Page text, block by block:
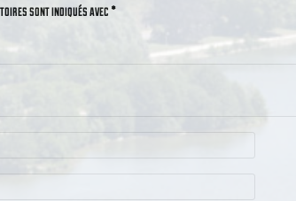
sont indiqués avec *